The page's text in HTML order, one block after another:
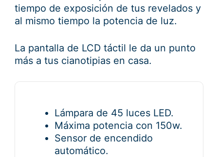
tiempo de exposición de tus revelados y
al mismo tiempo la potencia de luz.
La pantalla de LCD táctil le da un punto
más a tus cianotipias en casa.
Lámpara de 45 luces LED.
Máxima potencia con 150w.
Sensor de encendido
automático.